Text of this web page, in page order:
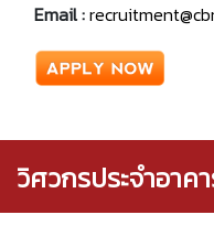
Email :
วิศวกรประจำอา